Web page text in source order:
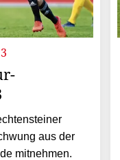
aus der
mitnehmen.